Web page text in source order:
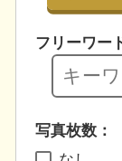
フリーワー
写真枚数：